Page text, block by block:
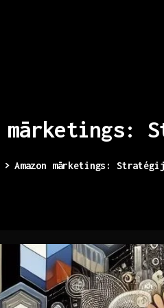
mārketings:
Amazon mārketings: